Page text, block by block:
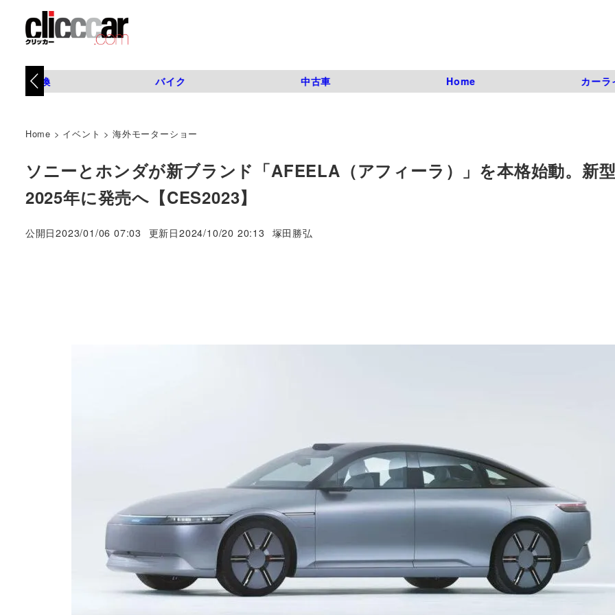
タイヤ交換 バイク 中古車 Home カーラ
Home > イベント >海外モーターショー
ソニーとホンダが新ブランド「AFEELA（アフィーラ）」を本格始動。新
2025年に発売へ【CES2023】
公開日2023/01/06 07:03 更新日2024/10/20 20:13
著
塚田勝弘